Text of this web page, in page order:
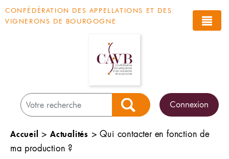
Panneau de gestion des cookies
CONFÉDÉRATION DES APPELLATIONS ET DES
VIGNERONS DE BOURGOGNE
RechercherConnexion
Accueil >Actualités >Qui contacter en fonction de
ma production ?